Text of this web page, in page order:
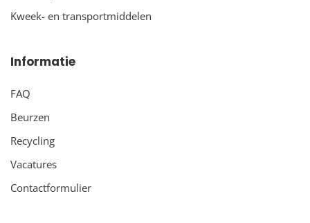
Kweek- en transportmiddelen
Informatie
FAQ
Beurzen
Recycling
Vacatures
Contactformulier